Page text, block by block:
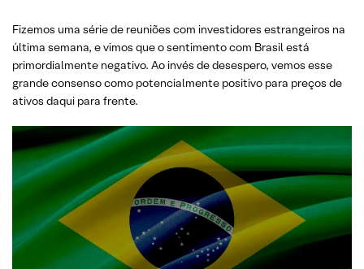
Fizemos uma série de reuniões com investidores estrangeiros na
última semana, e vimos que o sentimento com Brasil está
primordialmente negativo. Ao invés de desespero, vemos esse
grande consenso como potencialmente positivo para preços de
ativos daqui para frente.